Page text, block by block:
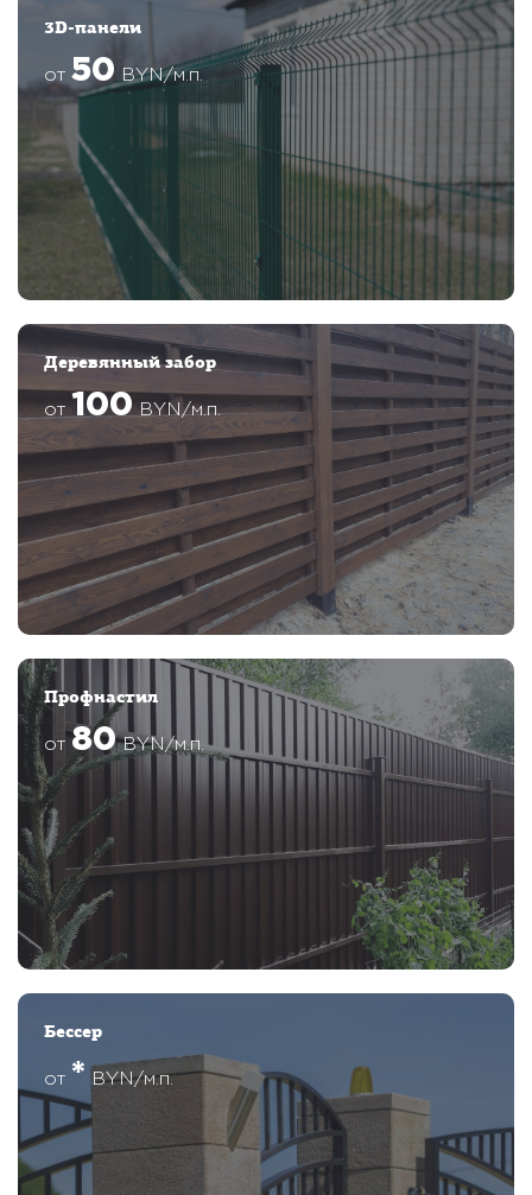
3D-панели
от 50 BYN/м.п.
Деревянный забор
от100BYN/м.п.
Профнастил
от 80BYN/м.п.
Бессер
от * BYN/м.п.